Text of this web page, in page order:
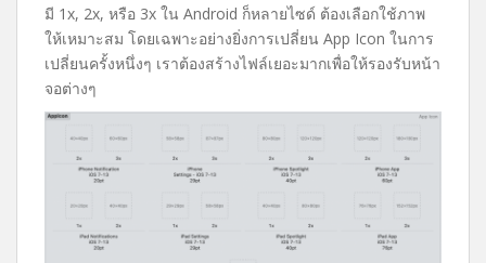
มี 1x, 2x, หรือ 3x ใน Android ก็หลายไซด์ ต้องเลือกใช้ภาพ
ให้เหมาะสม โดยเฉพาะอย่างยิ่งการเปลี่ยน App Icon ในการ
เปลี่ยนครั้งหนึ่งๆ เราต้องสร้างไฟล์เยอะมากเพื่อให้รองรับหน้า
จอต่างๆ